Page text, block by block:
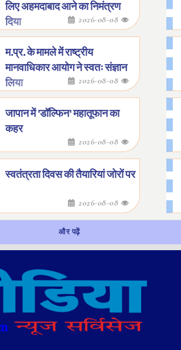
लिए अहमदाबाद आने का निमंत्रण
दिया
2026-08-08
म.प्र. के मामले में राष्ट्रीय
मानवाधिकार आयोग ने स्वतः संज्ञान
लिया
2026-08-08
जापान में 'डॉल्फिन' महातूफान का
कहर
2026-08-08
स्वतंत्रता दिवस की तैयारियां जोरों पर
2026-08-08
और पढ़ें